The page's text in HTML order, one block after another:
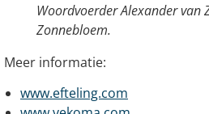
Woordvoerder Alexander van
Zonnebloem.
Meer informatie:
www.efteling.com